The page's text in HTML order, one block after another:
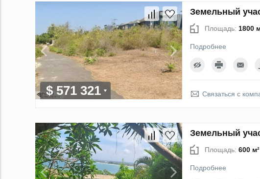
$ 571 321
Земельный
Площадь: 1800
Подробнее
Связаться с
Земельный
Площадь: 600 м²
Подробнее